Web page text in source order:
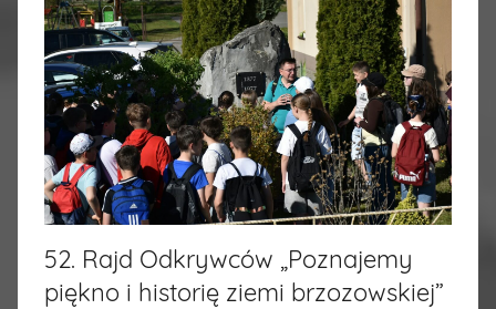
52. Rajd Odkrywców „Poznajemy
piękno i historię ziemi brzozowskiej”